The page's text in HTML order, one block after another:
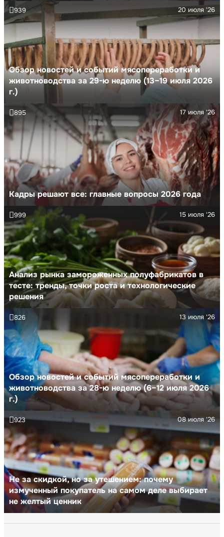
Обзор новостей и событий мясопереработки и
животноводства за 29-ю неделю (13–19 июля 2026
г.)
20 июля '26
939
Кадры решают все: главные вопросы 2026 года
17 июля '26
895
Анализ рынка замороженных полуфабрикатов в
тесте: тренды, точки роста и технологические
решения
15 июля '26
999
Обзор новостей и событий мясопереработки и
животноводства за 28-ю неделю (6–12 июля 2026
г.)
13 июля '26
826
Не за скидкой, но за утешением: почему
измученный покупатель на самом деле выбирает
не желтый ценник
08 июля '26
923